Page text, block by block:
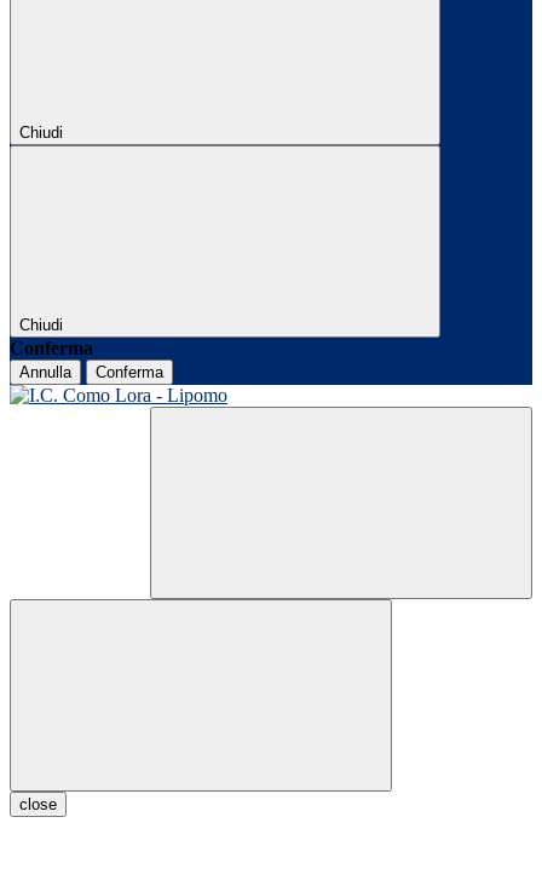
Chiudi
Chiudi
Conferma
Annulla Conferma
close